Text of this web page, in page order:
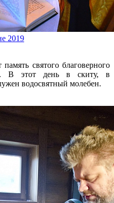
2019
святого благоверного
В этот день в скиту, в
водосвятный молебен.